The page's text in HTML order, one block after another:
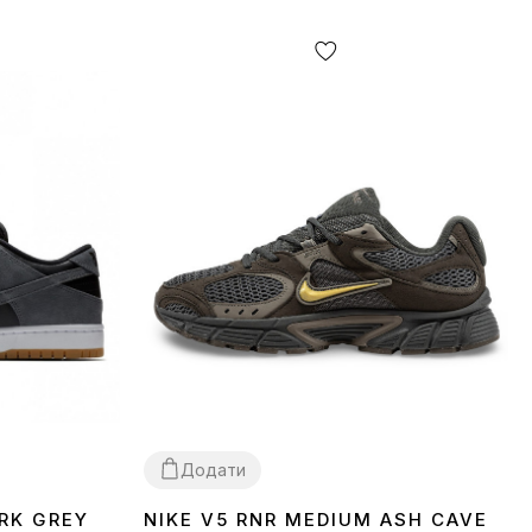
GREY
Додати
NIKE V5 RNR MEDIUM ASH CAVE